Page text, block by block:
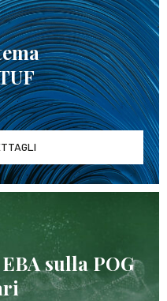
sulla POG